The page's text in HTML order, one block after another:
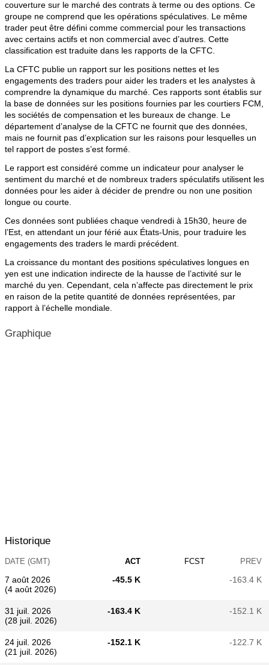
couverture sur le marché des contrats à terme ou des options. Ce
groupe ne comprend que les opérations spéculatives. Le même
trader peut être défini comme commercial pour les transactions
avec certains actifs et non commercial avec d’autres. Cette
classification est traduite dans les rapports de la CFTC.
La CFTC publie un rapport sur les positions nettes et les
engagements des traders pour aider les traders et les analystes à
comprendre la dynamique du marché. Ces rapports sont établis sur
la base de données sur les positions fournies par les courtiers FCM,
les sociétés de compensation et les bureaux de change. Le
département d’analyse de la CFTC ne fournit que des données,
mais ne fournit pas d’explication sur les raisons pour lesquelles un
tel rapport de postes s’est formé.
Le rapport est considéré comme un indicateur pour analyser le
sentiment du marché et de nombreux traders spéculatifs utilisent les
données pour les aider à décider de prendre ou non une position
longue ou courte.
Ces données sont publiées chaque vendredi à 15h30, heure de
l’Est, en attendant un jour férié aux États-Unis, pour traduire les
engagements des traders le mardi précédent.
La croissance du montant des positions spéculatives longues en
yen est une indication indirecte de la hausse de l’activité sur le
marché du yen. Cependant, cela n’affecte pas directement le prix
en raison de la petite quantité de données représentées, par
rapport à l’échelle mondiale.
Graphique
Historique
DATE (GMT) ACT FCST PREV
7 août 2026
(4 août 2026)
-45.5 K -163.4 K
31 juil. 2026
(28 juil. 2026)
-163.4 K -152.1 K
24 juil. 2026
(21 juil. 2026)
-152.1 K -122.7 K